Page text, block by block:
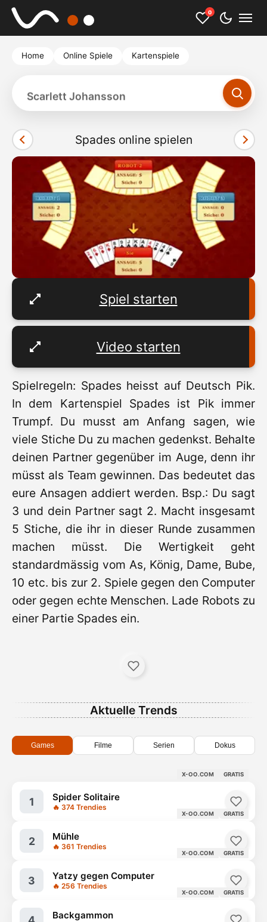
0
Home Online Spiele Kartenspiele
Scarlett Johansson
Spades online spielen
Spiel starten
Video starten
Spielregeln: Spades heisst auf Deutsch Pik.
In dem Kartenspiel Spades ist Pik immer
Trumpf. Du musst am Anfang sagen, wie
viele Stiche Du zu machen gedenkst. Behalte
deinen Partner gegenüber im Auge, denn ihr
müsst als Team gewinnen. Das bedeutet das
eure Ansagen addiert werden. Bsp.: Du sagt
3 und dein Partner sagt 2. Macht insgesamt
5 Stiche, die ihr in dieser Runde zusammen
machen müsst. Die Wertigkeit geht
standardmässig vom As, König, Dame, Bube,
10 etc. bis zur 2. Spiele gegen den Computer
oder gegen echte Menschen. Lade Robots zu
einer Partie Spades ein.
Aktuelle Trends
Games Filme Serien Dokus
X-OO.COM GRATIS
1 Spider Solitaire
🔥 374 Trendies
X-OO.COM GRATIS
2 Mühle
🔥 361 Trendies
X-OO.COM GRATIS
3 Yatzy gegen Computer
🔥 256 Trendies
X-OO.COM GRATIS
Backgammon